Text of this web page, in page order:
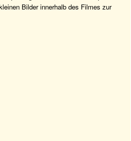
Bilder innerhalb des Filmes zur